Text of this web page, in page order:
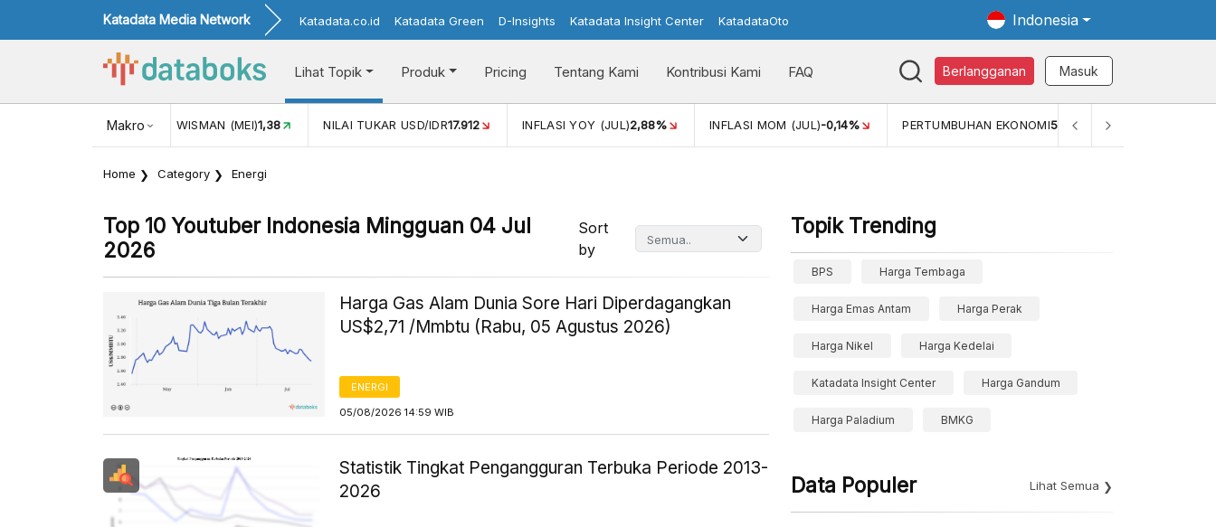
Katadata Media Network Katadata.co.id Katadata Green D-Insights Katadata Insight Center KatadataOto Indonesia
Lihat Topik Produk Pricing Tentang Kami Kontribusi Kami FAQ Berlangganan Masuk
Makro
KUNJUNGAN WISMAN (MEI)1,38 NILAI TUKAR USD/IDR17.912 INFLASI YOY (JUL)2,88% INFLASI MOM (JUL)-0,14% PERTUMBUHAN EKONOMI5,11%
Home Category Energi
Top 10 Youtuber Indonesia Mingguan 04 Jul
2026
Sort
by
Harga Gas Alam Dunia Sore Hari Diperdagangkan
US$2,71 /Mmbtu (Rabu, 05 Agustus 2026)
ENERGI
05/08/2026 14:59 WIB
Statistik Tingkat Pengangguran Terbuka Periode 2013-
2026
Topik Trending
BPS Harga Tembaga
Harga Emas Antam Harga Perak
Harga Nikel Harga Kedelai
Katadata Insight Center Harga Gandum
Harga Paladium BMKG
Data Populer Lihat Semua